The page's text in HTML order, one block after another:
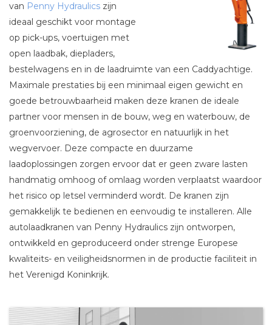
van Penny Hydraulics zijn
ideaal geschikt voor montage
op pick-ups, voertuigen met
open laadbak, diepladers,
bestelwagens en in de laadruimte van een Caddyachtige.
Maximale prestaties bij een minimaal eigen gewicht en
goede betrouwbaarheid maken deze kranen de ideale
partner voor mensen in de bouw, weg en waterbouw, de
groenvoorziening, de agrosector en natuurlijk in het
wegvervoer. Deze compacte en duurzame
laadoplossingen zorgen ervoor dat er geen zware lasten
handmatig omhoog of omlaag worden verplaatst waardoor
het risico op letsel verminderd wordt. De kranen zijn
gemakkelijk te bedienen en eenvoudig te installeren. Alle
autolaadkranen van Penny Hydraulics zijn ontworpen,
ontwikkeld en geproduceerd onder strenge Europese
kwaliteits- en veiligheidsnormen in de productie faciliteit in
het Verenigd Koninkrijk.